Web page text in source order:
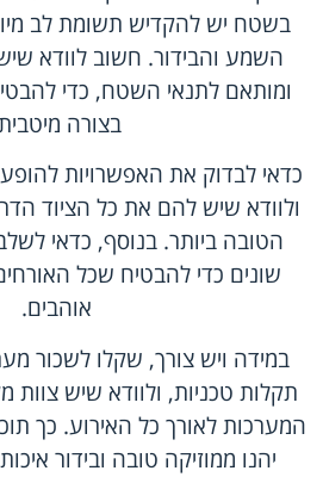
בשטח יש להקדיש תשומת לב
השמע והבידור. חשוב לוודא
ומותאם לתנאי השטח, כדי
בצורה
כדאי לבדוק את האפשרויות
ולוודא שיש להם את כל הציוד
הטובה ביותר. בנוסף, כדאי לשלב
שונים כדי להבטיח שכל
אוהבים.
במידה ויש צורך, שקלו לשכור
תקלות טכניות, ולוודא שיש צוות
המערכות לאורך כל האירוע. כך
יהנו ממוזיקה טובה ובידור